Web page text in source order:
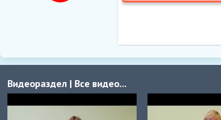
Видеораздел | Все видео...